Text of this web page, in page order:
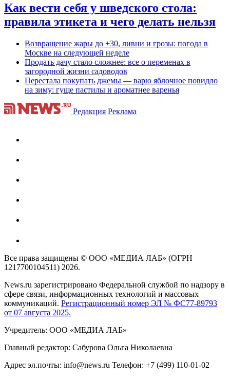
Как вести себя у шведского стола:
правила этикета и чего делать нельзя
Возвращение жары до +30, ливни и грозы: погода в
Москве на следующей неделе
Продать дачу стало сложнее: все о переменах в
загородной жизни садоводов
Перестала покупать джемы — варю яблочное повидло
на зиму: гуще пастилы и ароматнее варенья
Редакция Реклама
Все права защищены © ООО «МЕДИА ЛАБ» (ОГРН
1217700104511) 2026.
News.ru зарегистрировано Федеральной службой по надзору в
сфере связи, информационных технологий и массовых
коммуникаций. Регистрационный номер ЭЛ № ФС77-89793
от 07 августа 2025.
Учредитель: ООО «МЕДИА ЛАБ»
Главный редактор: Сабурова Ольга Николаевна
Адрес эл.почты: info@news.ru Телефон: +7 (499) 110-01-02